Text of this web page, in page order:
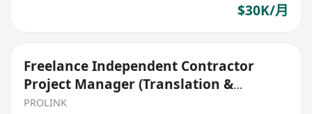
$30K/月
Freelance Independent Contractor
Project Manager (Translation &
Localization)
PROLINK